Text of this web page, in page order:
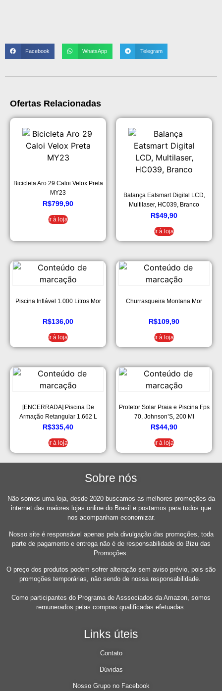
Facebook WhatsApp Telegram
Ofertas Relacionadas
Bicicleta Aro 29 Caloi Velox Preta
MY23
R$799,90
Ir à loja
Balança Eatsmart Digital LCD,
Multilaser, HC039, Branco
R$49,90
Ir à loja
Piscina Inflável 1.000 Litros Mor
R$136,00
Ir à loja
Churrasqueira Montana Mor
R$109,90
Ir à loja
[ENCERRADA] Piscina De
Armação Retangular 1.662 L
Intex
R$335,40
Ir à loja
Protetor Solar Praia e Piscina Fps
70, Johnson’S, 200 Ml
R$44,90
Ir à loja
Sobre nós
Não somos uma loja, desde 2020 buscamos as melhores promoções da
internet das maiores lojas online do Brasil e postamos para todos que
nos acompanham economizar.
Nosso site é responsável apenas pela divulgação das promoções, toda
parte de pagamento e entrega não é de responsabilidade do Bizu das
Promoções.
O preço dos produtos podem sofrer alteração sem aviso prévio, pois são
promoções temporárias, não sendo de nossa responsabilidade.
Como participantes do Programa de Asssociados da Amazon, somos
remunerados pelas compras qualificadas efetuadas.
Links úteis
Contato
Dúvidas
Nosso Grupo no Facebook